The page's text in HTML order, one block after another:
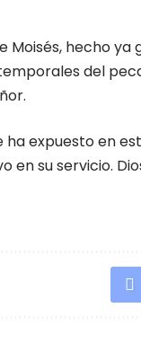
Moisés, hecho ya
del
expuesto en
su servicio.